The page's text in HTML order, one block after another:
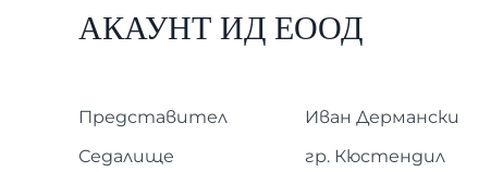
АКАУНТ ИД ЕООД
Представител
Иван Дермански
Седалище
гр. Кюстендил